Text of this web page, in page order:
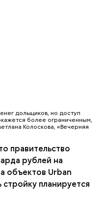
дольщиков, но доступ
более ограниченным,
Колоскова, «Вечерняя
правительство
рублей на
объектов Urban
планируется
до конца
строительства
может занять